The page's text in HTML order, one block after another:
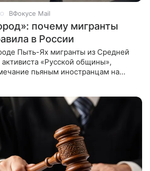
ВФокусе Mail
почему мигранты
в России
Пыть-Ях мигранты из Средней
«Русской общины»,
пьяным иностранцам на